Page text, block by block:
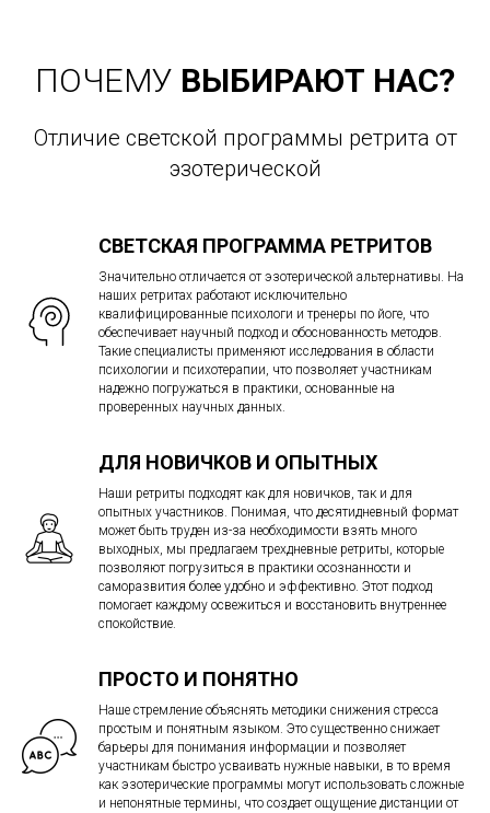
ПОЧЕМУ ВЫБИРАЮТ НАС?
Отличие светской программы ретрита от
эзотерической
СВЕТСКАЯ ПРОГРАММА РЕТРИТОВ
Значительно отличается от эзотерической альтернативы. На
наших ретритах работают исключительно
квалифицированные психологи и тренеры по йоге, что
обеспечивает научный подход и обоснованность методов.
Такие специалисты применяют исследования в области
психологии и психотерапии, что позволяет участникам
надежно погружаться в практики, основанные на
проверенных научных данных.
ДЛЯ НОВИЧКОВ И ОПЫТНЫХ
Наши ретриты подходят как для новичков, так и для
опытных участников. Понимая, что десятидневный формат
может быть труден из-за необходимости взять много
выходных, мы предлагаем трехдневные ретриты, которые
позволяют погрузиться в практики осознанности и
саморазвития более удобно и эффективно. Этот подход
помогает каждому освежиться и восстановить внутреннее
спокойствие.
ПРОСТО И ПОНЯТНО
Наше стремление объяснять методики снижения стресса
простым и понятным языком. Это существенно снижает
барьеры для понимания информации и позволяет
участникам быстро усваивать нужные навыки, в то время
как эзотерические программы могут использовать сложные
и непонятные термины, что создает ощущение дистанции от